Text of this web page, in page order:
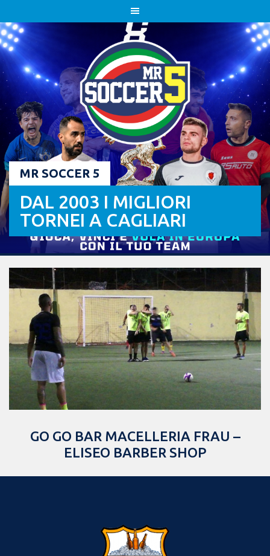
to
content
MR SOCCER 5
DAL 2003 I MIGLIORI
TORNEI A CAGLIARI
GO GO BAR MACELLERIA FRAU –
ELISEO BARBER SHOP